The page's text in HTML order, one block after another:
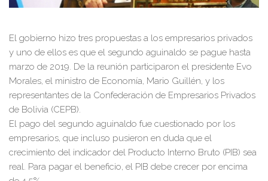
El gobierno hizo tres propuestas a los empresarios privados
y uno de ellos es que el segundo aguinaldo se pague hasta
marzo de 2019. De la reunión participaron el presidente Evo
Morales, el ministro de Economía, Mario Guillén, y los
representantes de la Confederación de Empresarios Privados
de Bolivia (CEPB).
El pago del segundo aguinaldo fue cuestionado por los
empresarios, que incluso pusieron en duda que el
crecimiento del indicador del Producto Interno Bruto (PIB) sea
real. Para pagar el beneficio, el PIB debe crecer por encima